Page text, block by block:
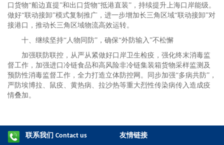
口货物“船边直提”和出口货物“抵港直装”，持续提升上海口岸能级。
做好“联动接卸”模式复制推广，进一步增加长三角区域“联动接卸”对
接港口，推动长三角区域物流高效运转。
十、继续坚持“人物同防”，确保“外防输入”不松懈
加强联防联控，从严从紧做好口岸卫生检疫，强化终末消毒监
督工作，加强进口冷链食品和高风险非冷链集装箱货物采样监测及
预防性消毒监督工作，全力打造立体防控网。同步加强“多病共防”，
严防埃博拉、鼠疫、黄热病、拉沙热等重大烈性传染病传入造成疫
情叠加。
联系我们 Contact us 友情链接